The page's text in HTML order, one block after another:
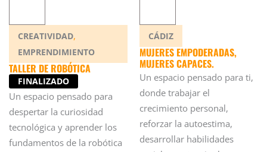
CREATIVIDAD,
EMPRENDIMIENTO
TALLER DE ROBÓTICA
FINALIZADO
Un espacio pensado para
despertar la curiosidad
tecnológica y aprender los
fundamentos de la robótica
CÁDIZ
MUJERES EMPODERADAS,
MUJERES CAPACES.
Un espacio pensado para ti,
donde trabajar el
crecimiento personal,
reforzar la autoestima,
desarrollar habilidades